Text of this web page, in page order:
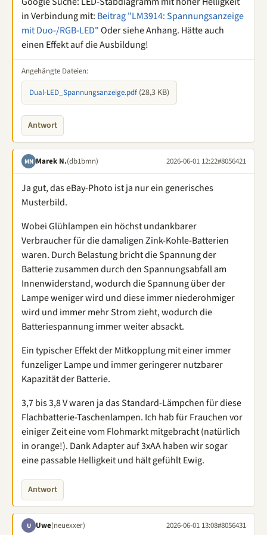
in Verbindung mit: Beitrag "LM3914: Spannungsanzeige
mit Duo-/RGB-LED"Oder siehe Anhang. Hätte auch
einen Effekt auf die Ausbildung!
Angehängte Dateien:
Dual-LED_Spannungsanzeige.pdf (28,3 KB)
Antwort
MN Marek N.(db1bmn) 2026-06-01 12:22#8056421
Ja gut, das eBay-Photo ist ja nur ein generisches
Musterbild.
Wobei Glühlampen ein höchst undankbarer
Verbraucher für die damaligen Zink-Kohle-Batterien
waren. Durch Belastung bricht die Spannung der
Batterie zusammen durch den Spannungsabfall am
Innenwiderstand, wodurch die Spannung über der
Lampe weniger wird und diese immer niederohmiger
wird und immer mehr Strom zieht, wodurch die
Batteriespannung immer weiter absackt.
Ein typischer Effekt der Mitkopplung mit einer immer
funzeliger Lampe und immer geringerer nutzbarer
Kapazität der Batterie.
3,7 bis 3,8 V waren ja das Standard-Lämpchen für diese
Flachbatterie-Taschenlampen. Ich hab für Frauchen vor
einiger Zeit eine vom Flohmarkt mitgebracht (natürlich
in orange!). Dank Adapter auf 3xAA haben wir sogar
eine passable Helligkeit und hält gefühlt Ewig.
Antwort
U Uwe(neuexxer) 2026-06-01 13:08#8056431